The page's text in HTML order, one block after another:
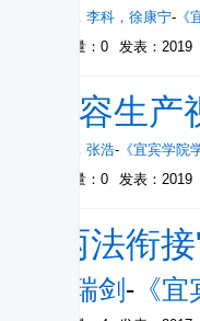
， 李科 ， 徐康宁- 《
被引量：0
发表：2019
内容生
， 张浩- 《宜宾学院
被引量：0
发表：2019
"两法衔
王瑞剑 - 《